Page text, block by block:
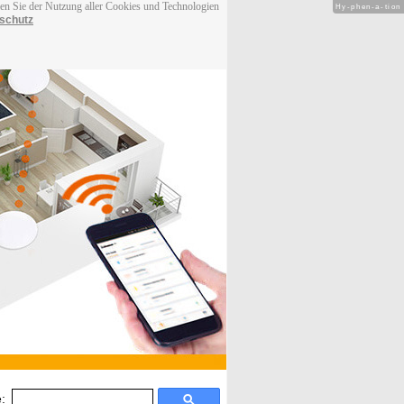
Sie der Nutzung aller Cookies und Technologien
Hy-phen-a-tion